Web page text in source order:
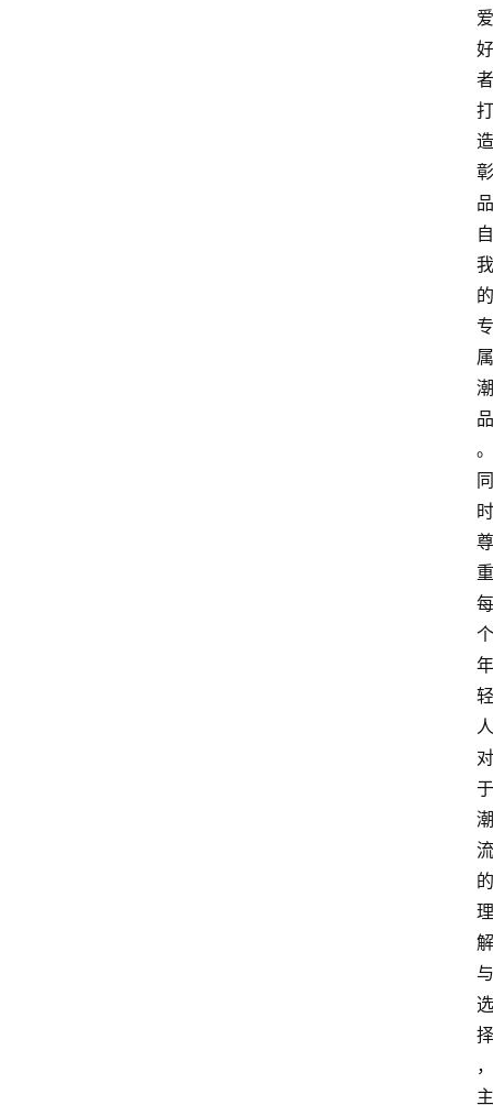
爱
好
者
打
造
彰
品
自
我
的
专
属
潮
品
。
同
时
尊
重
每
个
年
轻
人
对
于
潮
流
的
理
解
与
选
择
，
主